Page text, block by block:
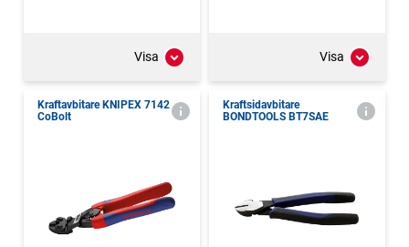
Visa Visa
Kraftavbitare KNIPEX 7142
CoBolt
Kraftsidavbitare
BONDTOOLS BT7SAE